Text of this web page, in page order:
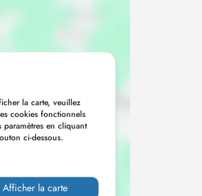
la carte, veuillez
cookies fonctionnels
paramètres en cliquant
ci-dessous.
Afficher la carte